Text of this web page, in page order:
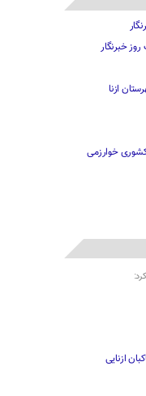
خبرنگار
ازنا
خوارزمی
ازنایی